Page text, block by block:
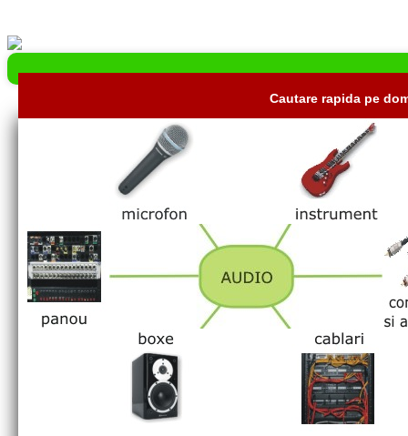
Cautare rapida pe
solutia zilei pentru conversie,
extensie, integrare si
adaptare de semnal audio-video
solutia zilei pentru conversie,
extensie, integrare si
adaptare de semnal audio-video
Despre GEFEN
Noutati de la GEFEN
CHARMA CONECT este
• conectoare profesionale
• cabluri profesionale pentru
• accesorii pentru conectoare si